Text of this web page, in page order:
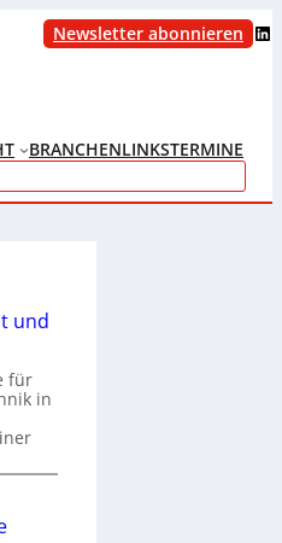
Newsletter abonnieren LinkedIn
BRANCHENLINKSTERMINE
und
für
in